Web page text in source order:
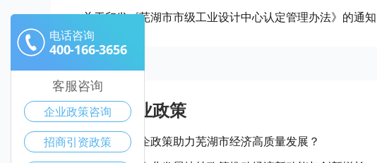
关于印发《芜湖市市级工业设计中心认定管理办法》的通知
芜湖市产业政策
如何通过惠企政策助力芜湖市经济高质量发展？
电话咨询
400-166-3656
客服咨询
企业政策咨询
招商引资政策